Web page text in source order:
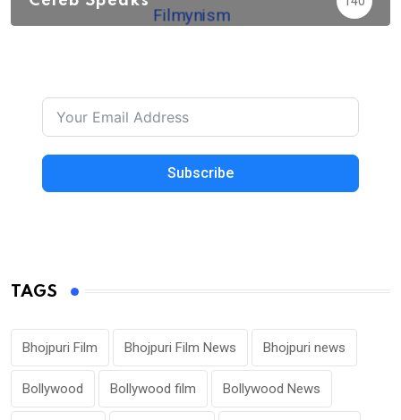
Subscribe
TAGS
Bhojpuri Film Bhojpuri Film News Bhojpuri news
Bollywood Bollywood film Bollywood News